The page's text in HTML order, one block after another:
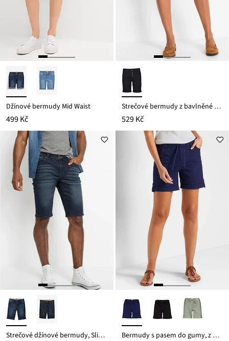
Džínové bermudy Mid Waist
499 Kč
Strečové bermudy z bavlněné směsi
529 Kč
Strečové džínové bermudy, Slim Fit Bermudy s pasem do gumy, z bavlněné směsi